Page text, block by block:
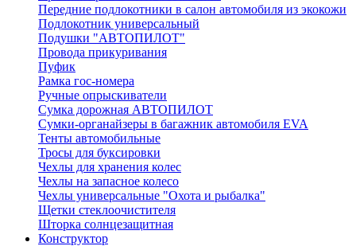
Передние подлокотники в салон автомобиля из экокожи
Подлокотник универсальный
Подушки "АВТОПИЛОТ"
Провода прикуривания
Пуфик
Рамка гос-номера
Ручные опрыскиватели
Сумка дорожная АВТОПИЛОТ
Сумки-органайзеры в багажник автомобиля EVA
Тенты автомобильные
Тросы для буксировки
Чехлы для хранения колес
Чехлы на запасное колесо
Чехлы универсальные "Охота и рыбалка"
Щетки стеклоочистителя
Шторка солнцезащитная
Конструктор